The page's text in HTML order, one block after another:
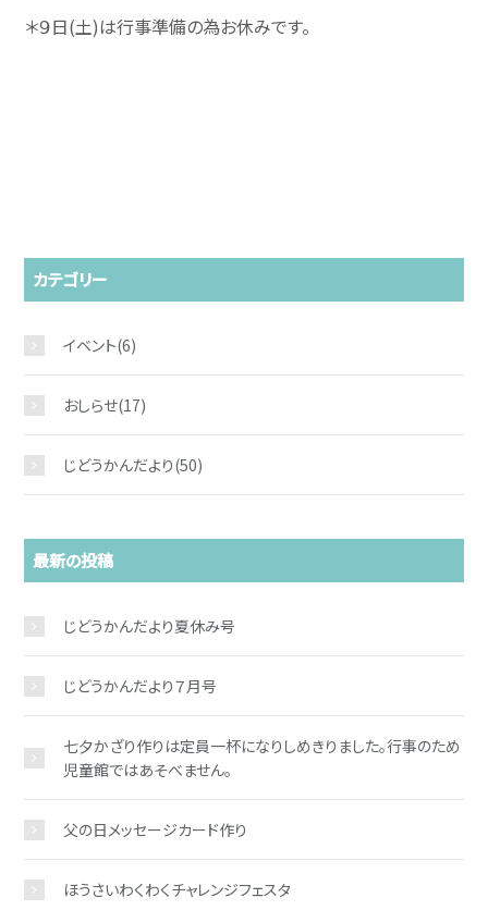
お問い合わせ
＊９日(土)は行事準備の為お休みです。
カテゴリー
イベント(6)
おしらせ(17)
じどうかんだより(50)
最新の投稿
じどうかんだより夏休み号
じどうかんだより７月号
七夕かざり作りは定員一杯になりしめきりました。行事のため
児童館ではあそべません。
父の日メッセージカード作り
ほうさいわくわくチャレンジフェスタ